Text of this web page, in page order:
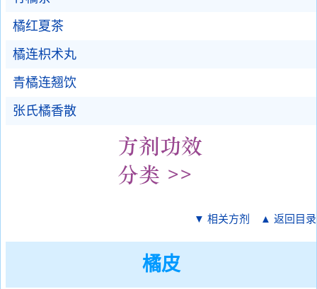
橘红夏茶
橘连枳术丸
青橘连翘饮
张氏橘香散
▼ 相关方剂 ▲ 返回目录
橘皮